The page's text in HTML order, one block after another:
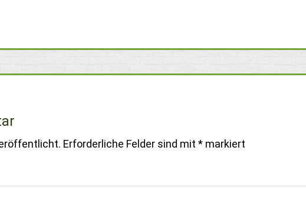
Erforderliche Felder sind mit * markiert